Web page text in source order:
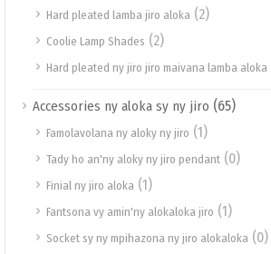
Hard pleated lamba jiro aloka (2)
Coolie Lamp Shades (2)
Hard pleated ny jiro jiro maivana lamba aloka
Accessories ny aloka sy ny jiro (65)
Famolavolana ny aloky ny jiro (1)
Tady ho an'ny aloky ny jiro pendant (0)
Finial ny jiro aloka (1)
Fantsona vy amin'ny alokaloka jiro (1)
Socket sy ny mpihazona ny jiro alokaloka (0)